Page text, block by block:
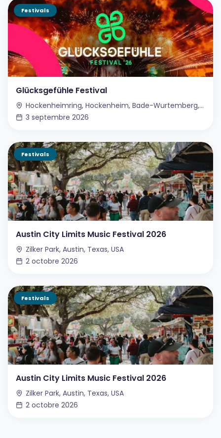
Festivals
Glücksgefühle Festival
Hockenheimring, Hockenheim, Bade-Wurtemberg, Allemagne
3 septembre 2026
Festivals
Austin City Limits Music Festival 2026
Zilker Park, Austin, Texas, USA
2 octobre 2026
Festivals
Austin City Limits Music Festival 2026
Zilker Park, Austin, Texas, USA
2 octobre 2026